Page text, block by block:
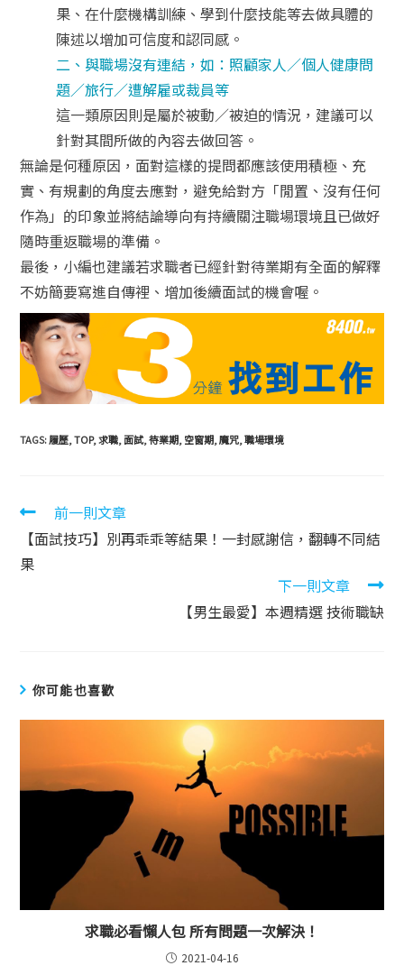
果、在什麼機構訓練、學到什麼技能等去做具體的
陳述以增加可信度和認同感。
二、與職場沒有連結，如：照顧家人／個人健康問
題／旅行／遭解雇或裁員等
這一類原因則是屬於被動／被迫的情況，建議可以
針對其間所做的內容去做回答。
無論是何種原因，面對這樣的提問都應該使用積極、充
實、有規劃的角度去應對，避免給對方「閒置、沒有任何
作為」的印象並將結論導向有持續關注職場環境且已做好
隨時重返職場的準備。
最後，小編也建議若求職者已經針對待業期有全面的解釋
不妨簡要寫進自傳裡、增加後續面試的機會喔。
TAGS:履歷, TOP, 求職, 面試, 待業期, 空窗期, 魔咒, 職場環境
前一則文章
【面試技巧】別再乖乖等結果！一封感謝信，翻轉不同結
果
下一則文章
【男生最愛】本週精選 技術職缺
你可能也喜歡
求職必看懶人包 所有問題一次解決！
2021-04-16